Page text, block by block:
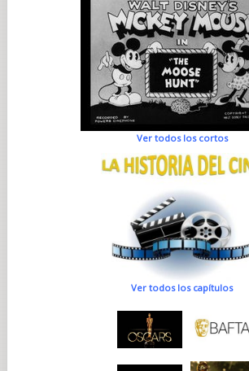
Ver todos los cortos
Ver todos los capítulos